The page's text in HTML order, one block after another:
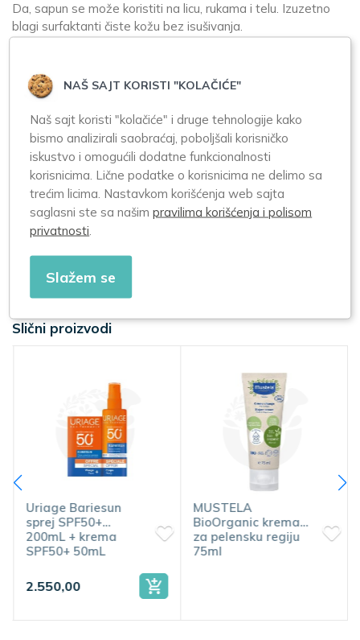
Da, sapun se može koristiti na licu, rukama i telu. Izuzetno
blagi surfaktanti čiste kožu bez isušivanja.
Da, preparat je pogodan za decu od 3 godine.
Način upotrebe:
Upotreba:
Sapun se može koristiti svakodnevno na licu, rukama i telu.
Napenite sapun u vlaznim rukama i nanesite na vlaznu kožu.
temeljno isperite vodom.
Čuvati na temperaturi do 25°C, na suvom mestu, zaštićeno
od svetlosti. Čuvati van domašaja dece.
Slični proizvodi
Uriage Bariesun
sprej SPF50+
200mL + krema
SPF50+ 50mL
2.550,00
MUSTELA
BioOrganic krema
za pelensku regiju
75ml
NAŠ SAJT KORISTI "KOLAČIĆE"
Naš sajt koristi "kolačiće" i druge tehnologije kako
bismo analizirali saobraćaj, poboljšali korisničko
iskustvo i omogućili dodatne funkcionalnosti
korisnicima. Lične podatke o korisnicima ne delimo sa
trećim licima. Nastavkom korišćenja web sajta
saglasni ste sa našimpravilima korišćenja i polisom
privatnosti
Slažem se